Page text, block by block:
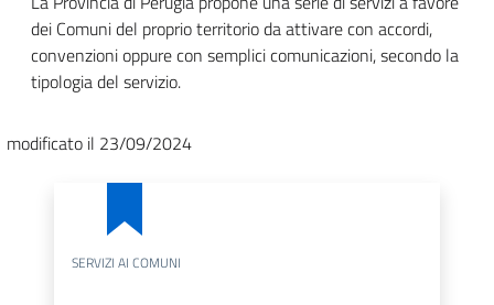
dei Comuni del proprio territorio da attivare con accordi,
convenzioni oppure con semplici comunicazioni, secondo la
tipologia del servizio.
modificato il 23/09/2024
SERVIZI AI COMUNI